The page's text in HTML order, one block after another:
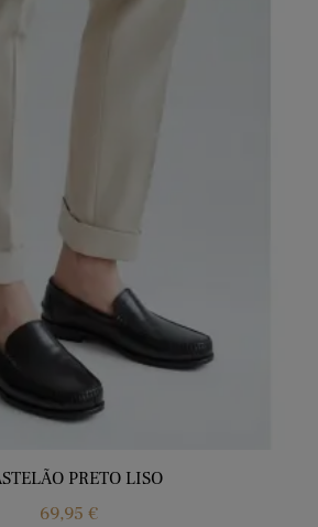
PRETO LISO
Price
69,95 €